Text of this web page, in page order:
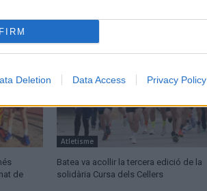
Deletion Data Access Privacy Policy
de
Atletisme
Batea va acollir la tercera edició de la
solidària Cursa dels Cellers